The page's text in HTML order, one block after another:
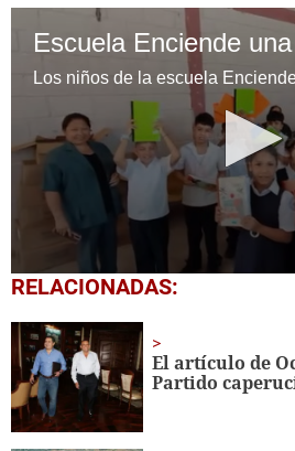
0
seconds
1
minute,
56
seconds
RELACIONADAS:
El artículo de
Partido